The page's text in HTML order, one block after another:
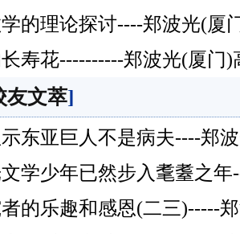
的理论探讨----郑波光(厦
寿花----------郑波光(厦门
友文萃]
东亚巨人不是病夫----郑
学少年已然步入耄耋之
的乐趣和感恩(二三)-----